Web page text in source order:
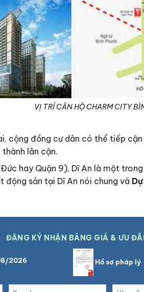
VỊ TRÍ CĂN HỘ CHARM CITY
cộng đồng cư dân có thể tiếp
lân cận.
hay Quận 9), Dĩ An là một
động sản tại Dĩ An nói chung và
ĐĂNG KÝ NHẬN BẢNG GIÁ & ƯU
2026 Hồ sơ pháp lý